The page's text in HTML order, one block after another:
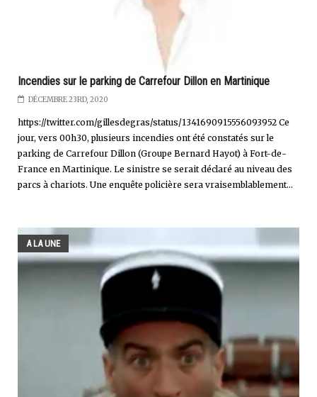
Incendies sur le parking de Carrefour Dillon en Martinique
DÉCEMBRE 23RD, 2020
https://twitter.com/gillesdegras/status/1341690915556093952 Ce
jour, vers 00h30, plusieurs incendies ont été constatés sur le
parking de Carrefour Dillon (Groupe Bernard Hayot) à Fort-de-
France en Martinique. Le sinistre se serait déclaré au niveau des
parcs à chariots. Une enquête policière sera vraisemblablement...
A LA UNE